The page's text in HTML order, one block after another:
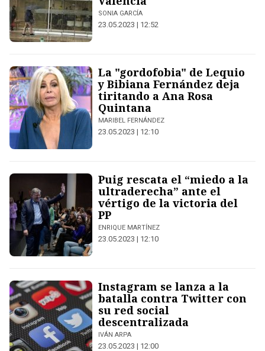
SONIA GARCÍA
23.05.2023 | 12:52
La "gordofobia" de Lequio
y Bibiana Fernández deja
tiritando a Ana Rosa
Quintana
MARIBEL FERNÁNDEZ
23.05.2023 | 12:10
Puig rescata el “miedo a la
ultraderecha” ante el
vértigo de la victoria del
PP
ENRIQUE MARTÍNEZ
23.05.2023 | 12:10
Instagram se lanza a la
batalla contra Twitter con
su red social
descentralizada
IVÁN ARPA
23.05.2023 | 12:00